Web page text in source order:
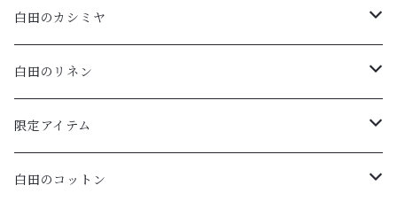
白田のカシミヤ
アームウォーマー
マフラー・ストール
ハイネックプルオーバー・ボーダー
白田のリネン
ポロニット
ラウンドプルオーバー
限定アイテム
Vネックフレンチスリーブ
白田のコットン